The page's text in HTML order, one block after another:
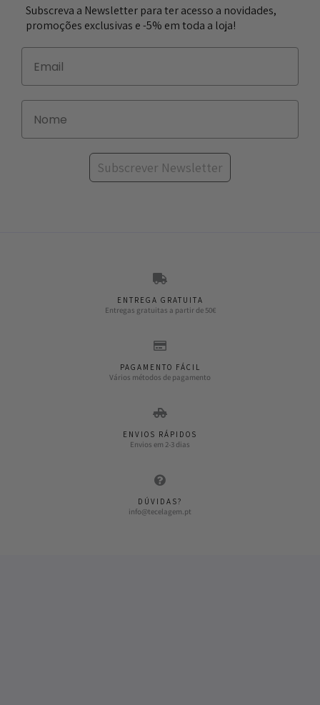
Subscreva a Newsletter para ter acesso a novidades,
promoções exclusivas e -5% em toda a loja!
Subscrever Newsletter
ENTREGA GRATUITA
Entregas gratuitas a partir de 50€
PAGAMENTO FÁCIL
Vários métodos de pagamento
ENVIOS RÁPIDOS
Envios em 2-3 dias
DÚVIDAS?
info@tecelagem.pt